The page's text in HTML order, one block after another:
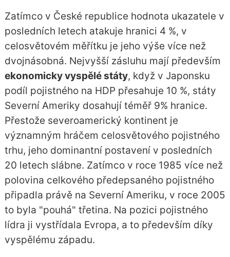
Zatímco v České republice hodnota ukazatele v
posledních letech atakuje hranici 4 %, v
celosvětovém měřítku je jeho výše více než
dvojnásobná. Nejvyšší zásluhu mají především
ekonomicky vyspělé státy, když v Japonsku
podíl pojistného na HDP přesahuje 10 %, státy
Severní Ameriky dosahují téměř 9% hranice.
Přestože severoamerický kontinent je
významným hráčem celosvětového pojistného
trhu, jeho dominantní postavení v posledních
20 letech slábne. Zatímco v roce 1985 více než
polovina celkového předepsaného pojistného
připadla právě na Severní Ameriku, v roce 2005
to byla "pouhá" třetina. Na pozici pojistného
lídra ji vystřídala Evropa, a to především díky
vyspělému západu.